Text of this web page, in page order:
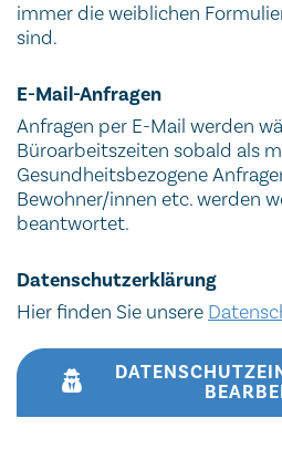
immer die weiblichen
sind.
E-Mail-Anfragen
Anfragen per E-Mail werden
Büroarbeitszeiten sobald als
Gesundheitsbezogene
Bewohner/innen etc. werden
beantwortet.
Datenschutzerklärung
Hier finden Sie unsere